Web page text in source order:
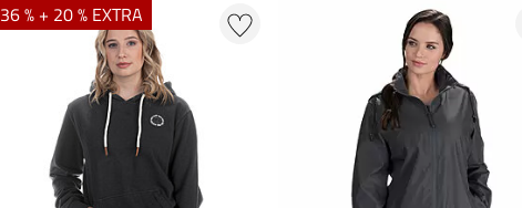
36 % + 20 % EXTRA